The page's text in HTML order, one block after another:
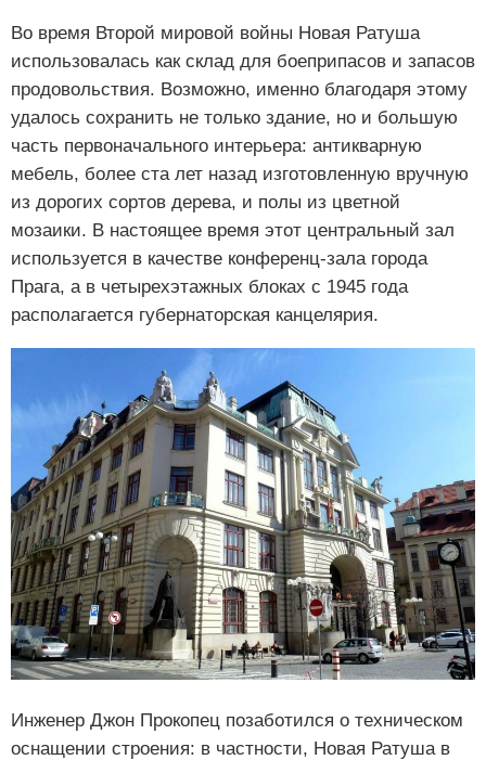
Во время Второй мировой войны Новая Ратуша
использовалась как склад для боеприпасов и запасов
продовольствия. Возможно, именно благодаря этому
удалось сохранить не только здание, но и большую
часть первоначального интерьера: антикварную
мебель, более ста лет назад изготовленную вручную
из дорогих сортов дерева, и полы из цветной
мозаики. В настоящее время этот центральный зал
используется в качестве конференц-зала города
Прага, а в четырехэтажных блоках с 1945 года
располагается губернаторская канцелярия.
Инженер Джон Прокопец позаботился о техническом
оснащении строения: в частности, Новая Ратуша в